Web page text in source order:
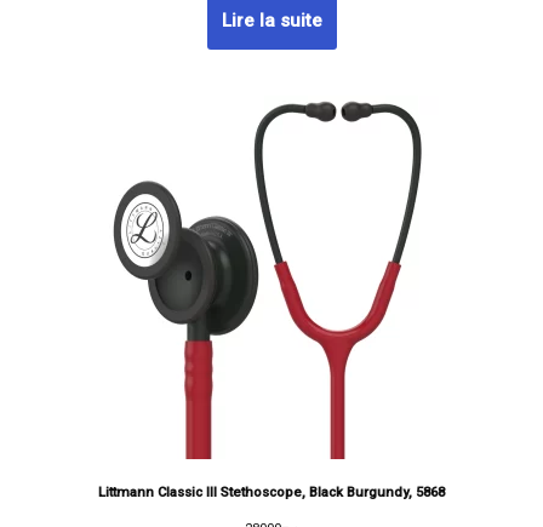
Lire la suite
Littmann Classic III Stethoscope, Black Burgundy, 5868